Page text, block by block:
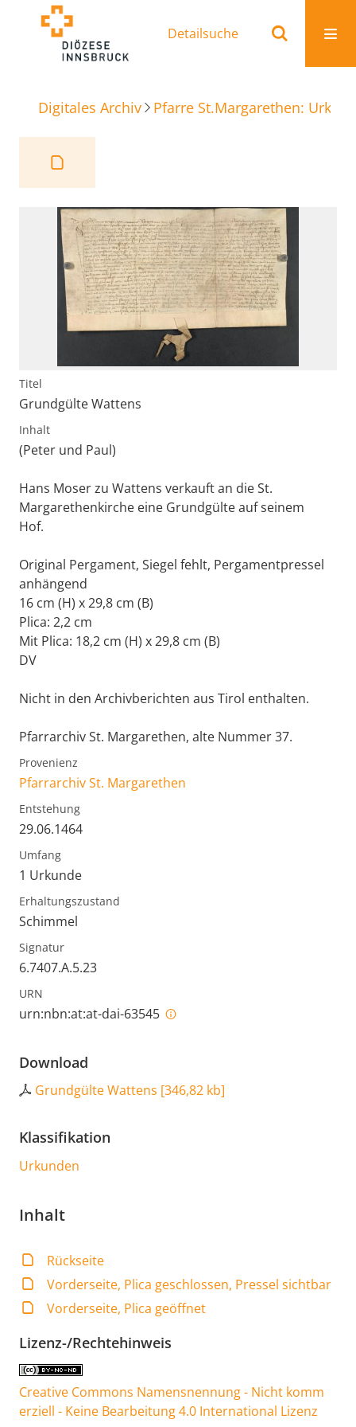
Detailsuche
Digitales Archiv Pfarre St.Margarethen:
Titel
Grundgülte Wattens
Inhalt
(Peter und Paul)
Hans Moser zu Wattens verkauft an die St.
Margarethenkirche eine Grundgülte auf seinem
Hof.
Original Pergament, Siegel fehlt, Pergamentpressel
anhängend
16 cm (H) x 29,8 cm (B)
Plica: 2,2 cm
Mit Plica: 18,2 cm (H) x 29,8 cm (B)
DV
Nicht in den Archivberichten aus Tirol enthalten.
Pfarrarchiv St. Margarethen, alte Nummer 37.
Provenienz
Pfarrarchiv St. Margarethen
Entstehung
29.06.1464
Umfang
1 Urkunde
Erhaltungszustand
Schimmel
Signatur
6.7407.A.5.23
URN
urn:nbn:at:at-dai-63545
Download
Grundgülte Wattens [346,82 kb]
Klassifikation
Urkunden
Inhalt
Rückseite
Vorderseite, Plica geschlossen, Pressel sichtbar
Vorderseite, Plica geöffnet
Lizenz-/Rechtehinweis
Creative Commons Namensnennung - Nicht komm
erziell - Keine Bearbeitung 4.0 International Lizenz